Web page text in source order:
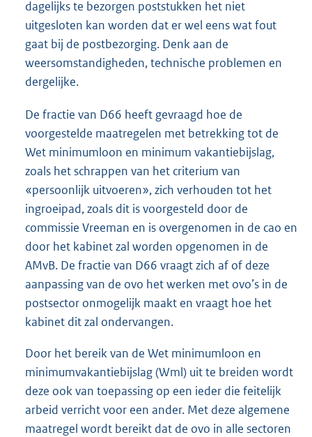
dagelijks te bezorgen poststukken het niet
uitgesloten kan worden dat er wel eens wat fout
gaat bij de postbezorging. Denk aan de
weersomstandigheden, technische problemen en
dergelijke.
De fractie van D66 heeft gevraagd hoe de
voorgestelde maatregelen met betrekking tot de
Wet minimumloon en minimum vakantiebijslag,
zoals het schrappen van het criterium van
«persoonlijk uitvoeren», zich verhouden tot het
ingroeipad, zoals dit is voorgesteld door de
commissie Vreeman en is overgenomen in de cao en
door het kabinet zal worden opgenomen in de
AMvB. De fractie van D66 vraagt zich af of deze
aanpassing van de ovo het werken met ovo’s in de
postsector onmogelijk maakt en vraagt hoe het
kabinet dit zal ondervangen.
Door het bereik van de Wet minimumloon en
minimumvakantiebijslag (Wml) uit te breiden wordt
deze ook van toepassing op een ieder die feitelijk
arbeid verricht voor een ander. Met deze algemene
maatregel wordt bereikt dat de ovo in alle sectoren